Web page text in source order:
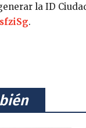
la ID
.